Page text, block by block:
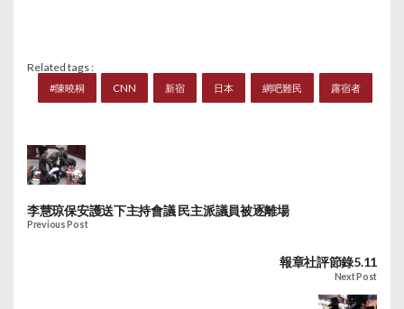
Related tags :
#陳曉桐 CNN 新宿 日本 網吧難民 露宿者
李慧琼保安護送下主持會議 民主派議員被逐離場
Previous Post
報章社評節錄5.11
Next Post